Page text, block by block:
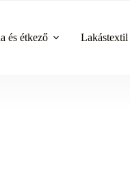
és étkező Lakástextil